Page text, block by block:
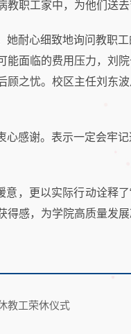
职工家中，为他们送去
耐心细致地询问教职
面临的费用压力，刘
之忧。校区主任刘东
感谢。表示一定会牢
，更以实际行动诠释
感，为学院高质量发展
教工荣休仪式